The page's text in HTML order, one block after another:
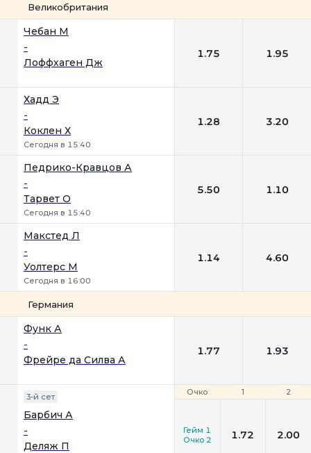
Великобритания
Чебан М
-
Лоффхаген Дж
1.75 1.95
Хадд Э
-
Коклен Х
Сегодня в 15:40
1.28 3.20
Педрико-Кравцов А
-
Тарвет О
Сегодня в 15:40
5.50 1.10
Макстед Л
-
Уолтерс М
Сегодня в 16:00
1.14 4.60
Германия
Функ А
-
Фрейре да Силва А
1.77 1.93
Очко 1 2
3-й сет
Барбич А
-
Деляж П
Очко 1 2
Гейм 1
Очко 2
1.72 2.00